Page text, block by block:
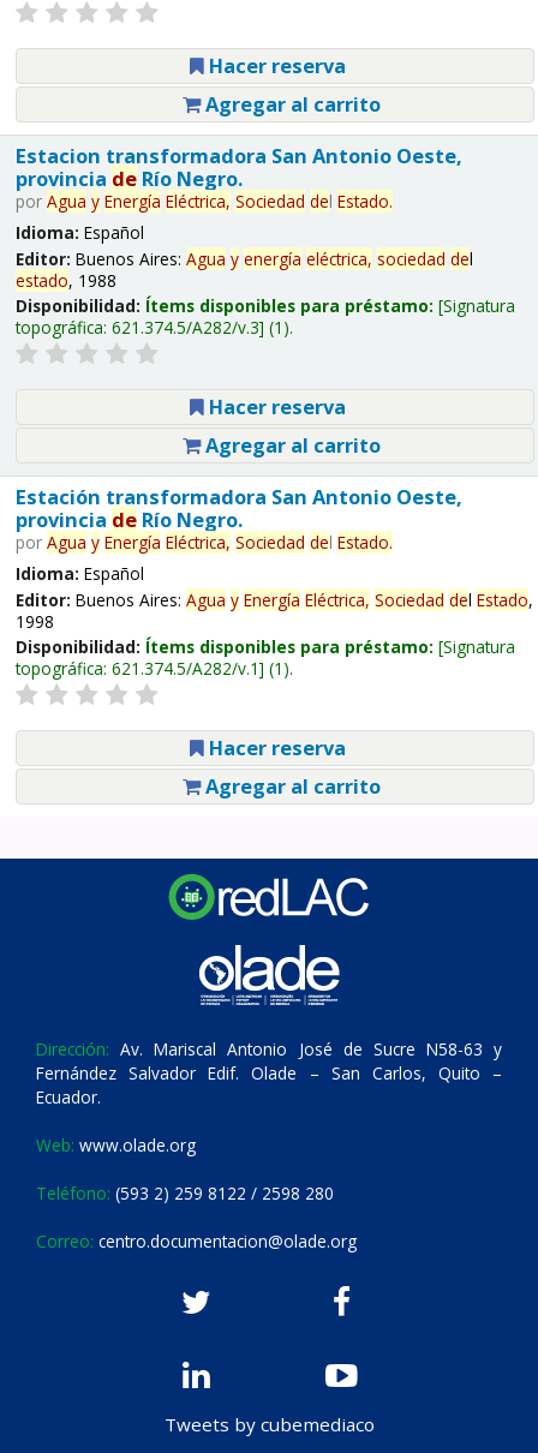
Hacer reserva
Agregar al carrito
Estacion transformadora San Antonio Oeste,
provincia deRío Negro.
por Agua y Energía Eléctrica, Sociedad del Estado.
Idioma: Español
Editor: Buenos Aires: Agua y energía eléctrica, sociedad del
estado, 1988
Disponibilidad: Ítems disponibles para préstamo: Signatura
topográfica: 621.374.5/A282/v.3 (1).
Hacer reserva
Agregar al carrito
Estación transformadora San Antonio Oeste,
provincia deRío Negro.
por Agua y Energía Eléctrica, Sociedad del Estado.
Idioma: Español
Editor: Buenos Aires: Agua y Energía Eléctrica, Sociedad del Estado,
1998
Disponibilidad: Ítems disponibles para préstamo: Signatura
topográfica: 621.374.5/A282/v.1 (1).
Hacer reserva
Agregar al carrito
Dirección: Av. Mariscal Antonio José de Sucre N58-63 y
Fernández Salvador Edif. Olade – San Carlos, Quito –
Ecuador.
Web: www.olade.org
Teléfono: (593 2) 259 8122 / 2598 280
Correo: centro.documentacion@olade.org
Tweets by cubemediaco